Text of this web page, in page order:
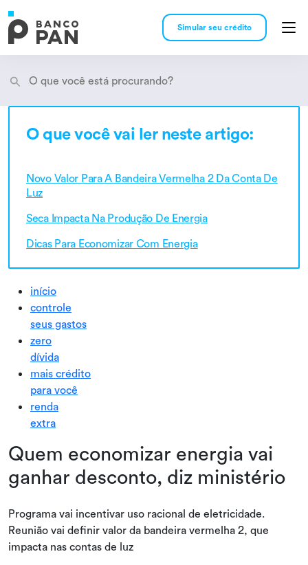
Simular seu crédito
Encontramos
O que você vai ler neste artigo:
Novo Valor Para A Bandeira Vermelha 2 Da Conta De
Luz
Seca Impacta Na Produção De Energia
Dicas Para Economizar Com Energia
início
controle
seus gastos
zero
dívida
mais crédito
para você
renda
extra
Quem economizar energia vai
ganhar desconto, diz ministério
Programa vai incentivar uso racional de eletricidade.
Reunião vai definir valor da bandeira vermelha 2, que
impacta nas contas de luz